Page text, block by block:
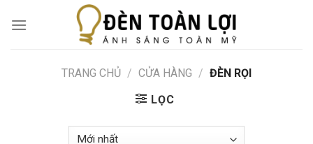
TRANG CHỦ / CỬA HÀNG / ĐÈN RỌI
LỌC